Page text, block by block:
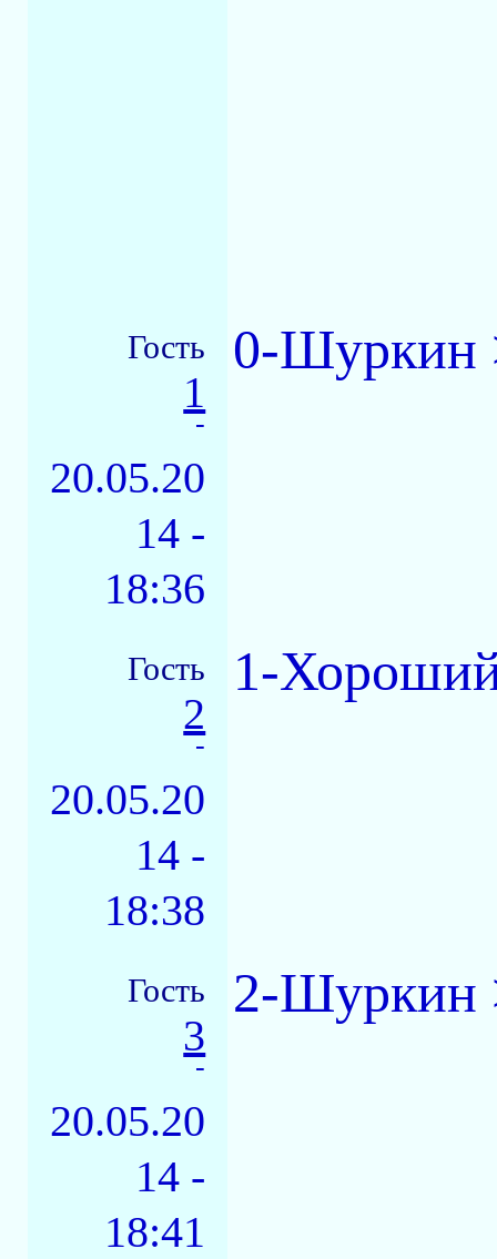
Гость
1
-
20.05.20
14 -
18:36
0-Шуркин
Гость
2
-
20.05.20
14 -
18:38
1-
Гость
3
-
20.05.20
14 -
18:41
2-Шуркин